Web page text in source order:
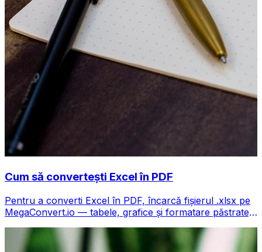
Cum să convertești Excel în PDF
Pentru a converti Excel în PDF, încarcă fișierul .xlsx pe
MegaConvert.io — tabele, grafice și formatare păstrate,